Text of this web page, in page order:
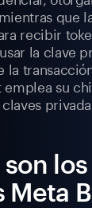
que
recibir
la clave
la
emplea su
son
Meta